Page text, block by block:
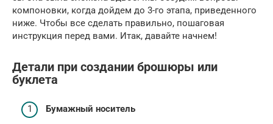
компоновки, когда дойдем до 3-го этапа, приведенного
ниже. Чтобы все сделать правильно, пошаговая
инструкция перед вами. Итак, давайте начнем!
Детали при создании брошюры или
буклета
Бумажный носитель